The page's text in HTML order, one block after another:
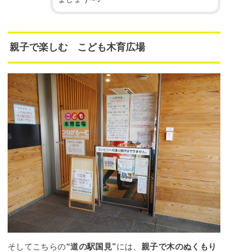
親子で楽しむ こども木育広場
そしてこちらの“道の駅国見”には、 親子で木のぬくもり